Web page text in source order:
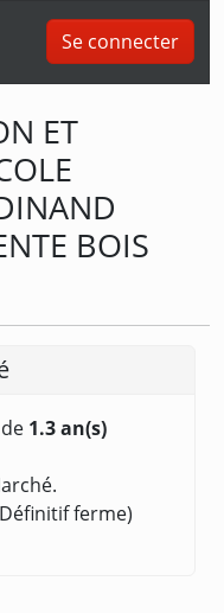
Se connecter
ET
BOIS
1.3 an(s)
ferme)